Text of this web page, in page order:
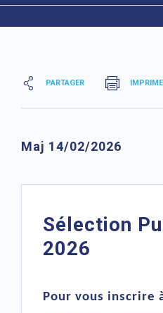
PARTAGER
Maj 14/02/2026
Sélection
2026
Pour vous inscrire